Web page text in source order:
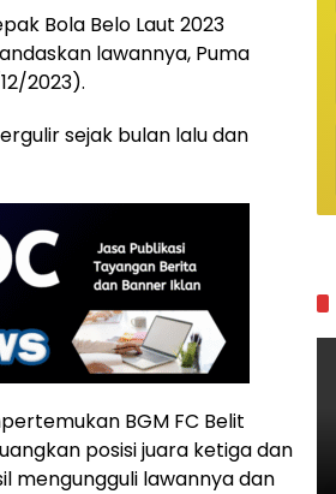
Bola Belo Laut 2023
lawannya, Puma
2023).
sejak bulan lalu dan
BGM FC Belit
posisi juara ketiga dan
mengungguli lawannya dan